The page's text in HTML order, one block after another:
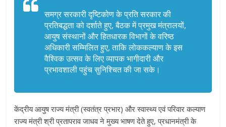
समग्र सरकारी दृष्टिकोण के प्रति सरकार की
प्रतिबद्धता को दर्शाते हुए, बैठक में प्रमुख मंत्रालयों,
आयुष संस्थानों और हितधारक विभागों के वरिष्ठ
अधिकारी सम्मिलित हुए, ताकि लोककल्याण के इस
वैश्विक उत्सव के लिए व्यापक भागीदारी और
प्रभावशाली पहुंच सुनिश्चित की जा सके।
केंद्रीय आयुष राज्य मंत्री (स्वतंत्र प्रभार) और स्वास्थ्य एवं परिवार कल्याण
राज्य मंत्री श्री प्रतापराव जाधव ने मुख्य भाषण देते हुए, प्रधानमंत्री के